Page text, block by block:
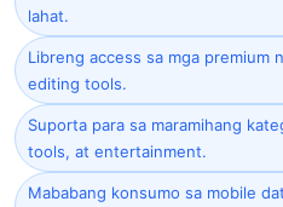
lahat.
Libreng access sa mga premium
editing tools.
Suporta para sa maramihang
tools, at entertainment.
Mababang konsumo sa mobile